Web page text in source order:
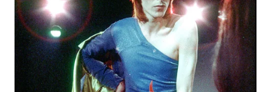
WN
INDRAMAYU
KUNINGAN